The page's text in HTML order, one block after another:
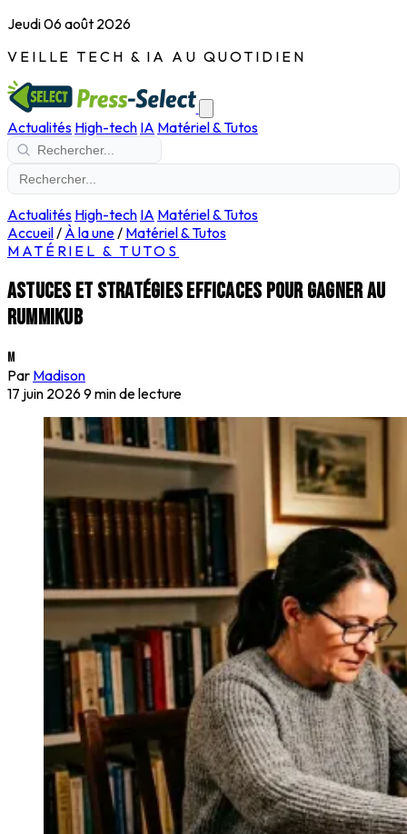
Jeudi 06 août 2026
VEILLE TECH & IA AU QUOTIDIEN
Actualités High-tech IA Matériel & Tutos
Actualités High-tech IA Matériel & Tutos
Accueil/ À la une/ Matériel & Tutos
MATÉRIEL & TUTOS
Astuces et stratégies efficaces pour gagner au
Rummikub
M
Par Madison
17 juin 20269 min de lecture